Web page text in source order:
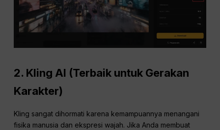
2. Kling AI (Terbaik untuk Gerakan
Karakter)
Kling sangat dihormati karena kemampuannya menangani
fisika manusia dan ekspresi wajah. Jika Anda membuat